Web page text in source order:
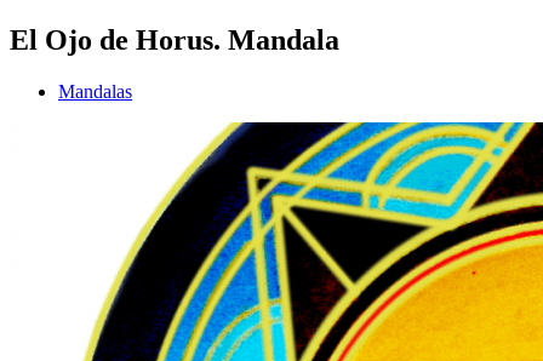
El Ojo de Horus. Mandala
Mandalas